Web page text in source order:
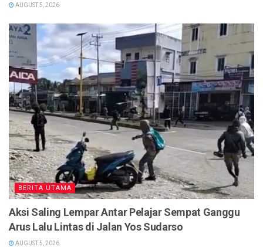
AUGUST 5, 2026
BERITA UTAMA
Aksi Saling Lempar Antar Pelajar Sempat Ganggu
Arus Lalu Lintas di Jalan Yos Sudarso
AUGUST 5, 2026